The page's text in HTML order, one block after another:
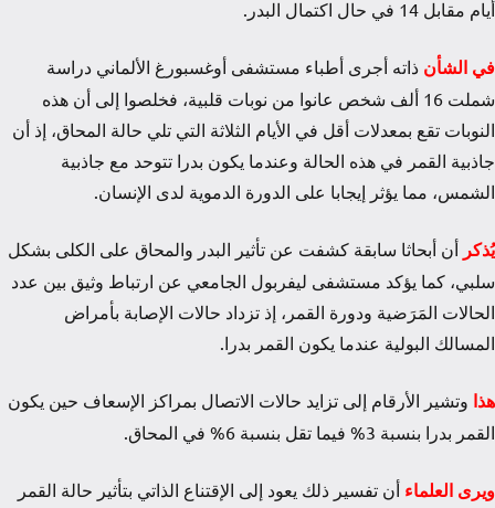
أيام مقابل 14 في حال اكتمال البدر.
في الشأن ذاته أجرى أطباء مستشفى أوغسبورغ الألماني دراسة
شملت 16 ألف شخص عانوا من نوبات قلبية، فخلصوا إلى أن هذه
النوبات تقع بمعدلات أقل في الأيام الثلاثة التي تلي حالة المحاق، إذ أن
جاذبية القمر في هذه الحالة وعندما يكون بدرا تتوحد مع جاذبية
الشمس، مما يؤثر إيجابا على الدورة الدموية لدى الإنسان.
يُذكر أن أبحاثا سابقة كشفت عن تأثير البدر والمحاق على الكلى بشكل
سلبي، كما يؤكد مستشفى ليفربول الجامعي عن ارتباط وثيق بين عدد
الحالات المَرَضية ودورة القمر، إذ تزداد حالات الإصابة بأمراض
المسالك البولية عندما يكون القمر بدرا.
هذا وتشير الأرقام إلى تزايد حالات الاتصال بمراكز الإسعاف حين يكون
القمر بدرا بنسبة 3% فيما تقل بنسبة 6% في المحاق.
ويرى العلماء أن تفسير ذلك يعود إلى الإقتناع الذاتي بتأثير حالة القمر